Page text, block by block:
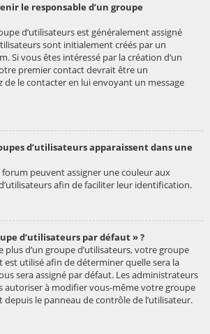
le responsable d’un groupe
d’utilisateurs est généralement assigné
sont initialement créés par un
Si vous êtes intéressé par la création d’un
premier contact devrait être un
de le contacter en lui envoyant un message
d’utilisateurs apparaissent dans une
peuvent assigner une couleur aux
afin de faciliter leur identification.
d’utilisateurs par défaut » ?
plus d’un groupe d’utilisateurs, votre groupe
est utilisé afin de déterminer quelle sera la
sera assigné par défaut. Les administrateurs
autoriser à modifier vous-même votre groupe
depuis le panneau de contrôle de l’utilisateur.